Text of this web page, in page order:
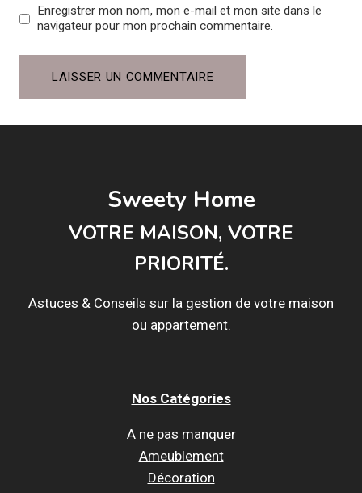
Enregistrer mon nom, mon e-mail et mon site dans le
navigateur pour mon prochain commentaire.
Sweety Home
VOTRE MAISON, VOTRE
PRIORITÉ.
Astuces & Conseils sur la gestion de votre maison
ou appartement.
Nos Catégories
A ne pas manquer
Ameublement
Décoration